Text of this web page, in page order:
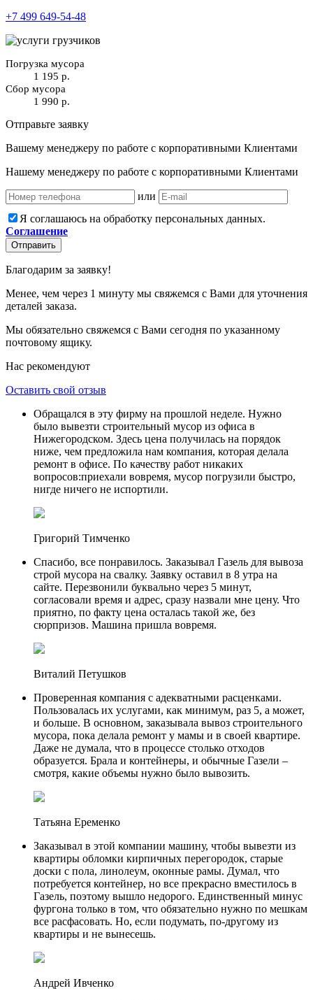
+7 499 649-54-48
Погрузка мусора
1 195 р.
Сбор мусора
1 990 р.
Отправьте заявку
Вашему менеджеру по работе с корпоративными Клиентами
Нашему менеджеру по работе с корпоративными Клиентами
или
Я соглашаюсь на обработку персональных данных.
Соглашение
Отправить
Благодарим за заявку!
Менее, чем через 1 минуту мы свяжемся с Вами для уточнения
деталей заказа.
Мы обязательно свяжемся с Вами сегодня по указанному
почтовому ящику.
Нас рекомендуют
Оставить свой отзыв
Обращался в эту фирму на прошлой неделе. Нужно
было вывезти строительный мусор из офиса в
Нижегородском. Здесь цена получилась на порядок
ниже, чем предложила нам компания, которая делала
ремонт в офисе. По качеству работ никаких
вопросов:приехали вовремя, мусор погрузили быстро,
нигде ничего не испортили.
Григорий Тимченко
Спасибо, все понравилось. Заказывал Газель для вывоза
строй мусора на свалку. Заявку оставил в 8 утра на
сайте. Перезвонили буквально через 5 минут,
согласовали время и адрес, сразу назвали мне цену. Что
приятно, по факту цена осталась такой же, без
сюрпризов. Машина пришла вовремя.
Виталий Петушков
Проверенная компания с адекватными расценками.
Пользовалась их услугами, как минимум, раз 5, а может,
и больше. В основном, заказывала вывоз строительного
мусора, пока делала ремонт у мамы и в своей квартире.
Даже не думала, что в процессе столько отходов
образуется. Брала и контейнеры, и обычные Газели –
смотря, какие объемы нужно было вывозить.
Татьяна Еременко
Заказывал в этой компании машину, чтобы вывезти из
квартиры обломки кирпичных перегородок, старые
доски с пола, линолеум, оконные рамы. Думал, что
потребуется контейнер, но все прекрасно вместилось в
Газель, поэтому вышло недорого. Единственный минус
фургона только в том, что обязательно нужно по мешкам
все расфасовать. Но, если подумать, по-другому из
квартиры и не вынесешь.
Андрей Ивченко